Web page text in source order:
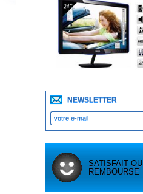
NEWSLETTER
SATISFAIT OU
REMBOURSE